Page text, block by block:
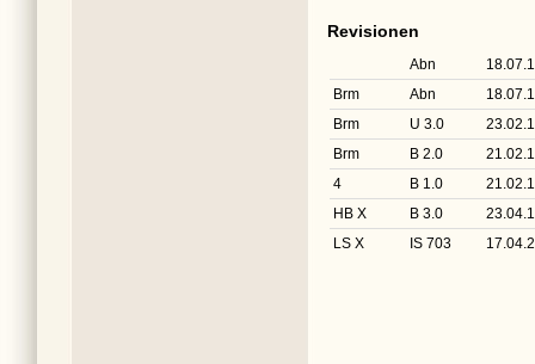
Revisionen
Abn
Brm
Abn
Brm
U 3.0
Brm
B 2.0
4
B 1.0
HB X
B 3.0
LS X
IS 703